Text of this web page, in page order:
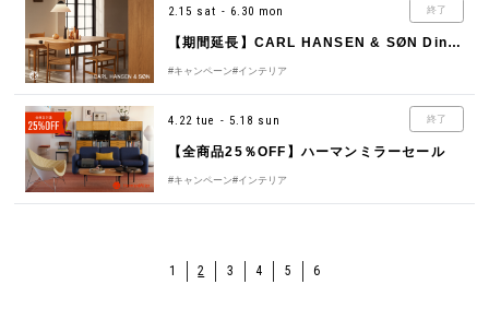
終了
2.15 sat - 6.30 mon
【期間延長】CARL HANSEN & SØN Dining Set Campaign 2025
#キャンペーン#インテリア
終了
4.22 tue - 5.18 sun
【全商品25％OFF】ハーマンミラーセール
#キャンペーン#インテリア
1 2 3 4 5 6